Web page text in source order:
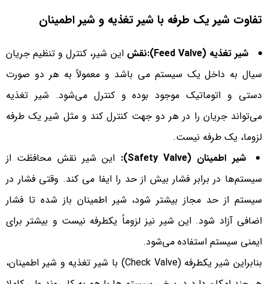
تفاوت شیر یک طرفه با شیر تغذیه و شیر اطمینان
شیر تغذیه (Feed Valve):نقش
این شیر، کنترل و تنظیم جریان
سیال به داخل یک سیستم می باشد و معمولاً به هر دو صورت
دستی و اتوماتیک موجود بوده و کنترل می‌شود. شیر تغذیه
می‌تواند جریان را در هر دو جهت کنترل کند و مثل شیر یک طرفه
لزوما، یک طرفه نیست.
شیر اطمینان (Safety Valve):
این شیر نقش محافظت از
سیستم‌ها در برابر فشار بیش از حد را ایفا می کند. وقتی فشار در
سیستم از حد مجاز بیشتر شود، شیر اطمینان باز شده تا فشار
اضافی آزاد شود. این شیر نیز لزوماً یکطرفه نیست و بیشتر برای
ایمنی سیستم استفاده می‌شود.
بنابراین شیر یکطرفه (Check Valve) با شیر تغذیه و شیر اطمینان،